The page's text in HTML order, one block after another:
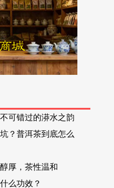
可错过的漭水之韵
？普洱茶到底怎么
厚，茶性温和
么功效？